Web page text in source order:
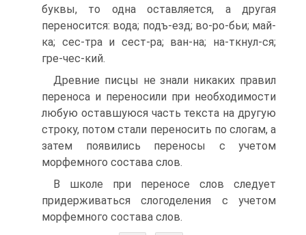
буквы, то одна оставляется, а другая
переносится: вода; подъ-езд; во-ро-бьи; май-
ка; сес-тра и сест-ра; ван-на; на-ткнул-ся;
гре-чес-кий.
Древние писцы не знали никаких правил
переноса и переносили при необходимости
любую оставшуюся часть текста на другую
строку, потом стали переносить по слогам, а
затем появились переносы с учетом
морфемного состава слов.
В школе при переносе слов следует
придерживаться слогоделения с учетом
морфемного состава слов.